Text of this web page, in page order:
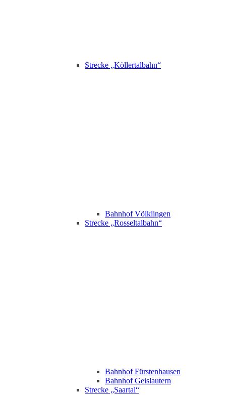
Strecke „Köllertalbahn“
Bahnhof Völklingen
Strecke „Rosseltalbahn“
Bahnhof Fürstenhausen
Bahnhof Geislautern
Strecke „Saartal“